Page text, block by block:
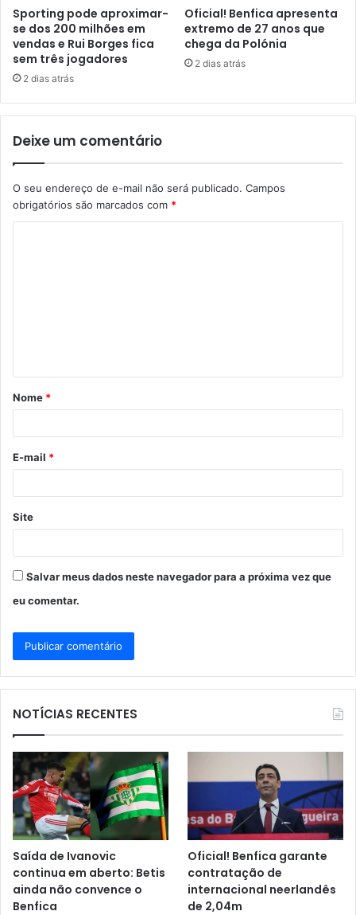
Sporting pode aproximar-
se dos 200 milhões em
vendas e Rui Borges fica
sem três jogadores
2 dias atrás
Oficial! Benfica apresenta
extremo de 27 anos que
chega da Polónia
2 dias atrás
Deixe um comentário
O seu endereço de e-mail não será publicado. Campos
obrigatórios são marcados com *
á
r
*
Nome *
E-mail *
Site
Salvar meus dados neste navegador para a próxima vez que
eu comentar.
NOTÍCIAS RECENTES
Saída de Ivanovic
continua em aberto: Betis
ainda não convence o
Benfica
Oficial! Benfica garante
contratação de
internacional neerlandês
de 2,04m